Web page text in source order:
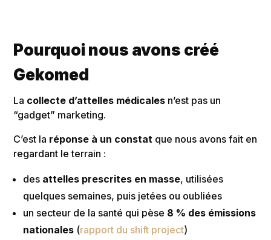
Pourquoi nous avons créé
Gekomed
La collecte d’attelles médicales n’est pas un
“gadget” marketing.
C’est la réponse à un constat que nous avons fait en
regardant le terrain :
des attelles prescrites en masse, utilisées
quelques semaines, puis jetées ou oubliées
un secteur de la santé qui pèse 8 % des émissions
nationales (rapport du shift project)